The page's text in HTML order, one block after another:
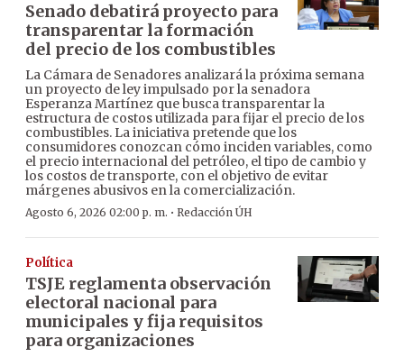
Senado debatirá proyecto para
transparentar la formación
del precio de los combustibles
La Cámara de Senadores analizará la próxima semana
un proyecto de ley impulsado por la senadora
Esperanza Martínez que busca transparentar la
estructura de costos utilizada para fijar el precio de los
combustibles. La iniciativa pretende que los
consumidores conozcan cómo inciden variables, como
el precio internacional del petróleo, el tipo de cambio y
los costos de transporte, con el objetivo de evitar
márgenes abusivos en la comercialización.
Agosto 6, 2026 02:00 p. m. · Redacción ÚH
Política
TSJE reglamenta observación
electoral nacional para
municipales y fija requisitos
para organizaciones